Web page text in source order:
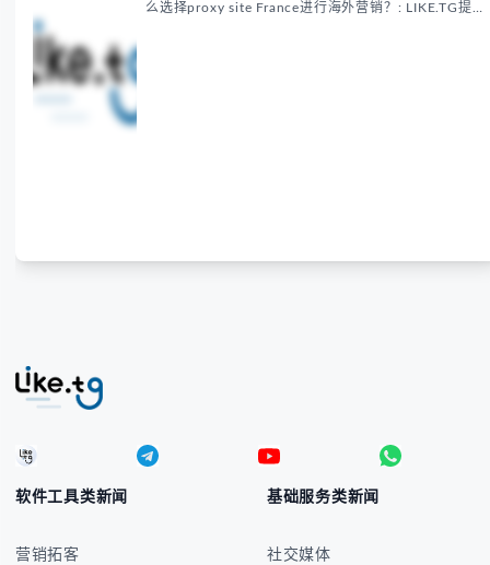
么选择proxy site France进行海外营销？: LIKE.TG提
软件工具类新闻
营销拓客
基础服务类新闻
社交媒体